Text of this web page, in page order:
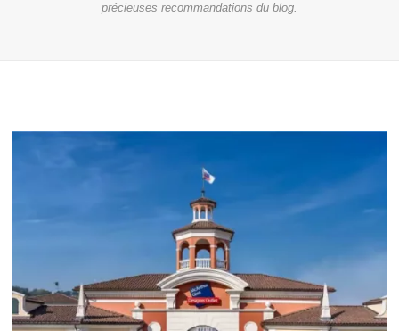
précieuses recommandations du blog.